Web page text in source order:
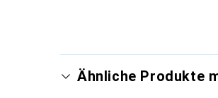
Ähnliche Produkte